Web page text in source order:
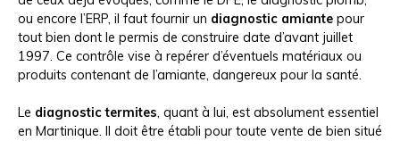
ou encore l’ERP, il faut fournir un diagnostic amiante pour
tout bien dont le permis de construire date d’avant juillet
1997. Ce contrôle vise à repérer d’éventuels matériaux ou
produits contenant de l’amiante, dangereux pour la santé.
Le diagnostic termites, quant à lui, est absolument essentiel
en Martinique. Il doit être établi pour toute vente de bien situé